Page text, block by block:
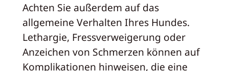
Achten Sie außerdem auf das
allgemeine Verhalten Ihres Hundes.
Lethargie, Fressverweigerung oder
Anzeichen von Schmerzen können auf
Komplikationen hinweisen, die eine